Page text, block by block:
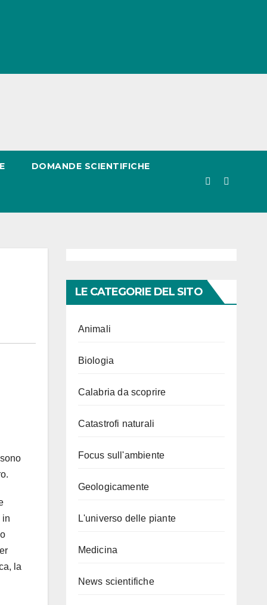
DOMANDE SCIENTIFICHE
in
la
LE CATEGORIE DEL SITO
Animali
Biologia
Calabria da scoprire
Catastrofi naturali
Focus sull'ambiente
Geologicamente
L'universo delle piante
Medicina
News scientifiche